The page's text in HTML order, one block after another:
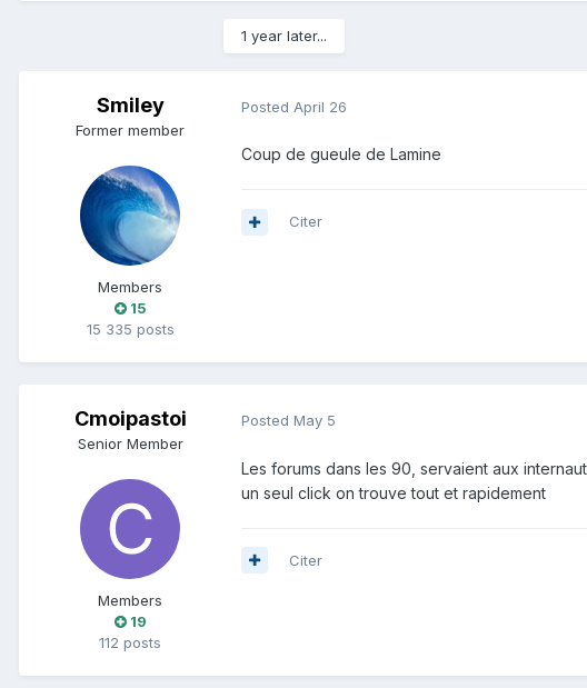
1 year later...
Smiley
Former member
Members
15
15 335 posts
Posted April 26
Coup de gueule de Lamine
Citer
Cmoipastoi
Senior Member
Members
19
112 posts
Posted May 5
Les forums dans les 90, servaient aux
un seul click on trouve tout et rapidement
Citer